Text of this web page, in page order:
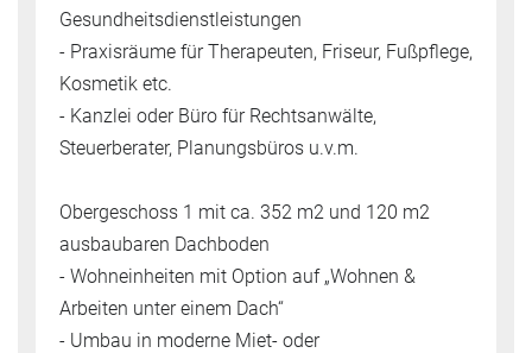
Gesundheitsdienstleistungen
- Praxisräume für Therapeuten, Friseur, Fußpflege,
Kosmetik etc.
- Kanzlei oder Büro für Rechtsanwälte,
Steuerberater, Planungsbüros u.v.m.
Obergeschoss 1 mit ca. 352 m2 und 120 m2
ausbaubaren Dachboden
- Wohneinheiten mit Option auf „Wohnen &
Arbeiten unter einem Dach“
- Umbau in moderne Miet- oder